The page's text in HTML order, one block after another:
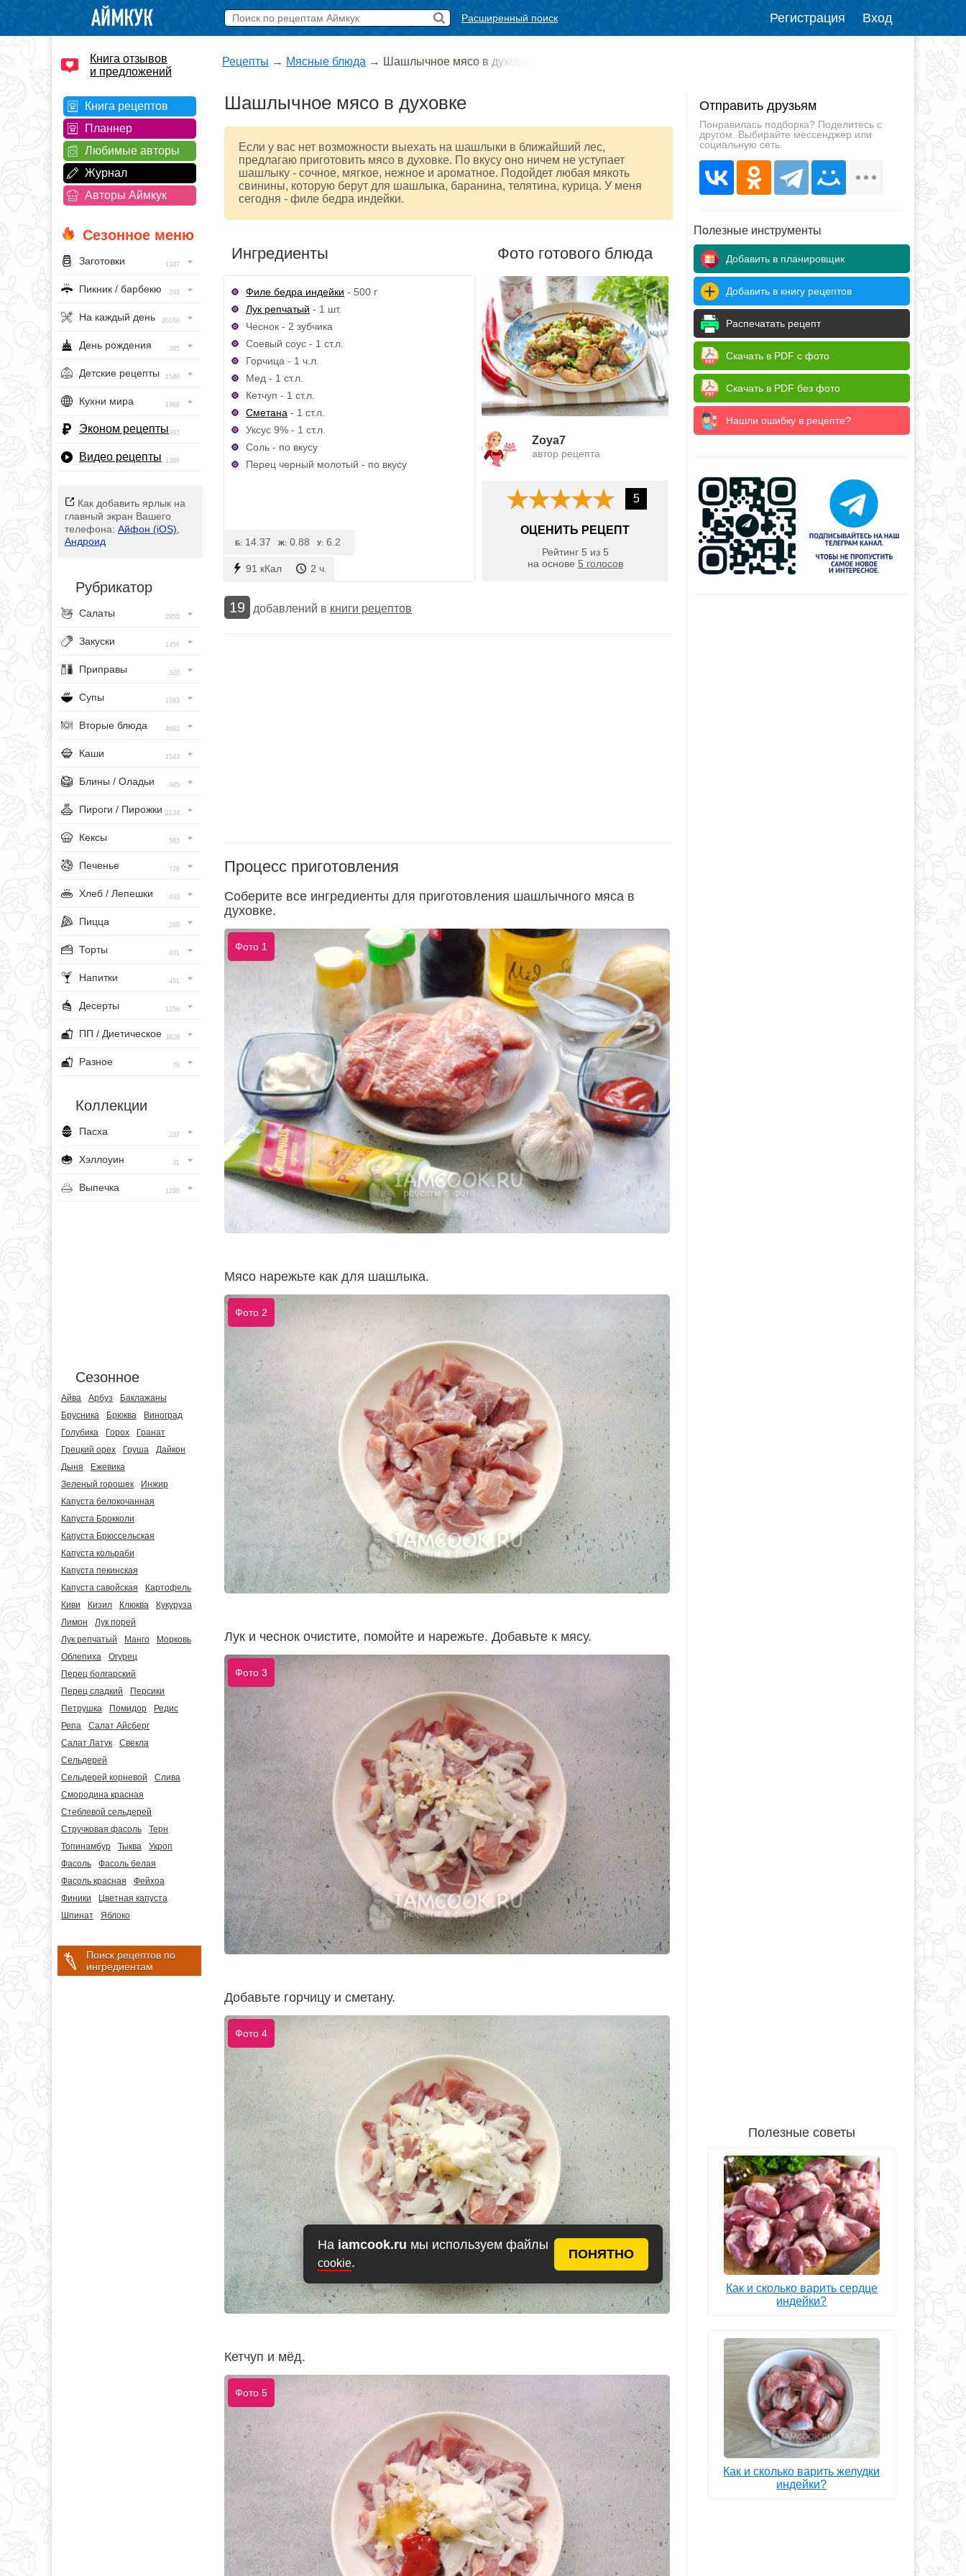
На iamcook.ru мы используем файлы
cookie.
ПОНЯТНО
Расширенный поиск Регистрация Вход
Книга отзывов
и предложений
Книга рецептов
Планнер
Любимые авторы
Журнал
Авторы Аймкук
Сезонное меню
Заготовки 1347
Пикник / барбекю 293
На каждый день 20160
День рождения 385
Детские рецепты 1548
Кухни мира 1968
Эконом рецепты393
Видео рецепты 1396
Как добавить ярлык на
главный экран Вашего
телефона: Айфон (iOS)
Андроид
Рубрикатор
Салаты 2955
Закуски 1456
Приправы 320
Супы 1083
Вторые блюда 4682
Каши 1543
Блины / Оладьи 965
Пироги / Пирожки 2134
Кексы 563
Печенье 728
Хлеб / Лепешки 433
Пицца 260
Торты 801
Напитки 491
Десерты 1256
ПП / Диетическое 3929
Разное 76
Коллекции
Пасха 237
Хэллоуин 31
Выпечка 1296
Сезонное
Айва Арбуз
Баклажаны
Брусника
Брюква
Виноград
Голубика
Горох
Гранат
Грецкий орех
Груша
Дайкон
Дыня
Ежевика
Зеленый горошек
Инжир
Капуста белокочанная
Капуста Брокколи
Капуста Брюссельская
Капуста кольраби
Капуста пекинская
Капуста савойская
Картофель
Киви
Кизил Клюква
Кукуруза
Лимон
Лук порей
Лук репчатый
Манго
Морковь
Облепиха
Огурец
Перец болгарский
Перец сладкий
Персики
Петрушка
Помидор
Редис
Репа
Салат Айсберг
Салат Латук
Свекла
Сельдерей
Сельдерей корневой
Слива
Смородина красная
Стеблевой сельдерей
Стручковая фасоль
Терн
Топинамбур
Тыква
Укроп
Фасоль
Фасоль белая
Фасоль красная
Фейхоа
Финики
Цветная капуста
Шпинат
Яблоко
Поиск рецептов по
ингредиентам
Рецепты → Мясные блюда → Шашлычное мясо в духовке
Шашлычное мясо в духовке
Если у вас нет возможности выехать на шашлыки в ближайший лес,
предлагаю приготовить мясо в духовке. По вкусу оно ничем не уступает
шашлыку - сочное, мягкое, нежное и ароматное. Подойдет любая мякоть
свинины, которую берут для шашлыка, баранина, телятина, курица. У меня
сегодня - филе бедра индейки.
Ингредиенты
Филе бедра индейки - 500 г
Лук репчатый - 1 шт.
Чеснок - 2 зубчика
Соевый соус - 1 ст.л.
Горчица - 1 ч.л.
Мед - 1 ст.л.
Кетчуп - 1 ст.л.
Сметана - 1 ст.л.
Уксус 9% - 1 ст.л.
Соль - по вкусу
Перец черный молотый - по вкусу
91 кКал 2 ч.
Б: 14.37 Ж: 0.88 У: 6.2
Фото готового блюда
Zoya7
автор рецепта
5
ОЦЕНИТЬ РЕЦЕПТ
Рейтинг 5 из 5
на основе 5 голосов
19 добавлений в книги рецептов
Процесс приготовления
Соберите все ингредиенты для приготовления шашлычного мяса в
духовке.
Фото 1
Мясо нарежьте как для шашлыка.
Фото 2
Лук и чеснок очистите, помойте и нарежьте. Добавьте к мясу.
Фото 3
Добавьте горчицу и сметану.
Фото 4
Кетчуп и мёд.
Фото 5
Отправить друзьям
Понравилась подборка? Поделитесь с
другом. Выбирайте мессенджер или
социальную сеть.
Полезные инструменты
Добавить в планировщик
Добавить в книгу рецептов
Распечатать рецепт
Скачать в PDF с фото
Скачать в PDF без фото
Нашли ошибку в рецепте?
Полезные советы
Как и сколько варить сердце
индейки?
Как и сколько варить желудки
индейки?